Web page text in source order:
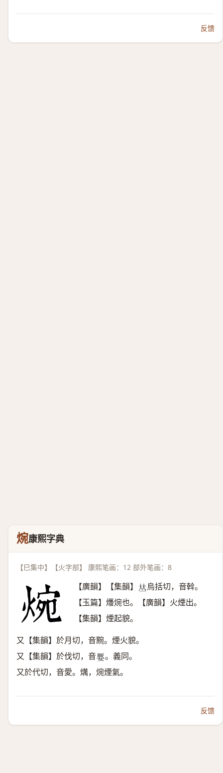
反馈
焥康熙字典
【巳集中】【火字部】 康熙笔画：12 部外笔画：8
【廣韻】【集韻】 𠀤烏括切，音斡。
【玉篇】爡焥也。【廣韻】火煙出。
【集韻】煙起貌。
又【集韻】於月切，音黦。煙火貌。
又【集韻】於伐切，音𡡕 。義同。
又於代切，音愛。燤，焥煙氣。
反馈